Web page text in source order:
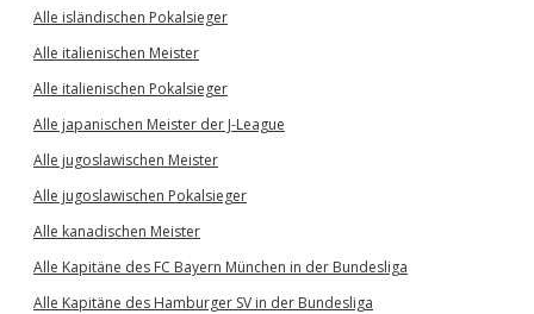
Alle isländischen Pokalsieger
Alle italienischen Meister
Alle italienischen Pokalsieger
Alle japanischen Meister der J-League
Alle jugoslawischen Meister
Alle jugoslawischen Pokalsieger
Alle kanadischen Meister
Alle Kapitäne des FC Bayern München in der Bundesliga
Alle Kapitäne des Hamburger SV in der Bundesliga